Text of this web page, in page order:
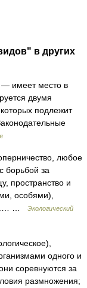
в других
— имеет место в
двумя
подлежит
любое
борьбой за
пространство и
особями),
…
Экологический
одного и
соревнуются за
размножения;